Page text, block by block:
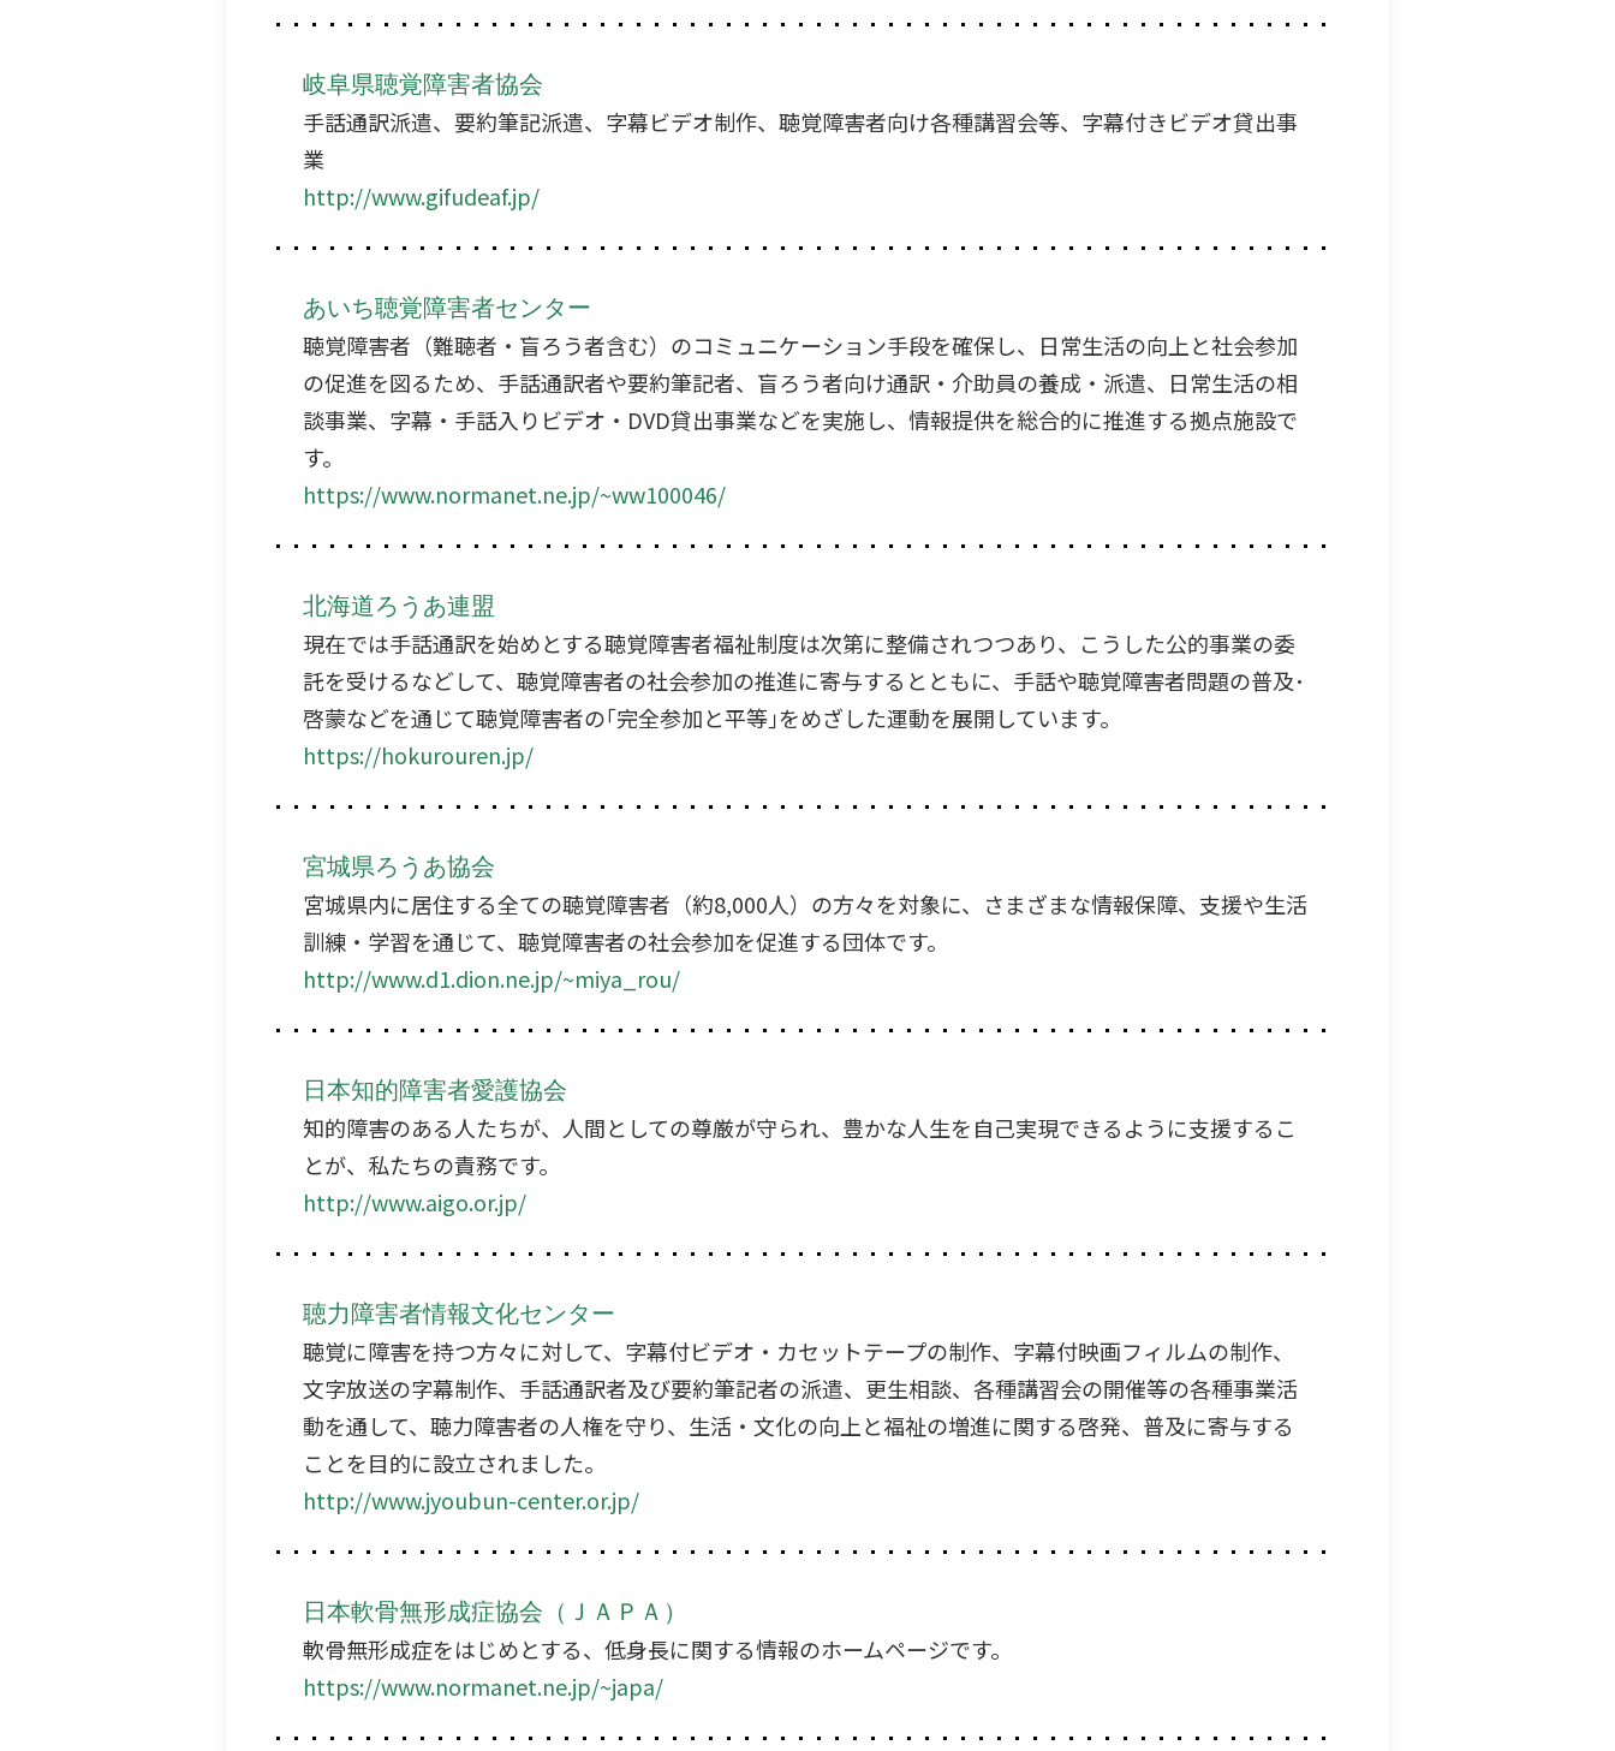
岐阜県聴覚障害者協会
手話通訳派遣、要約筆記派遣、字幕ビデオ制作、聴覚障害者向け各種講習会等、字幕付きビデオ貸出事
業
http://www.gifudeaf.jp/
あいち聴覚障害者センター
聴覚障害者（難聴者・盲ろう者含む）のコミュニケーション手段を確保し、日常生活の向上と社会参加
の促進を図るため、手話通訳者や要約筆記者、盲ろう者向け通訳・介助員の養成・派遣、日常生活の相
談事業、字幕・手話入りビデオ・DVD貸出事業などを実施し、情報提供を総合的に推進する拠点施設で
す。
https://www.normanet.ne.jp/~ww100046/
北海道ろうあ連盟
現在では手話通訳を始めとする聴覚障害者福祉制度は次第に整備されつつあり、こうした公的事業の委
託を受けるなどして、聴覚障害者の社会参加の推進に寄与するとともに、手話や聴覚障害者問題の普及･
啓蒙などを通じて聴覚障害者の｢完全参加と平等｣をめざした運動を展開しています。
https://hokurouren.jp/
宮城県ろうあ協会
宮城県内に居住する全ての聴覚障害者（約8,000人）の方々を対象に、さまざまな情報保障、支援や生活
訓練・学習を通じて、聴覚障害者の社会参加を促進する団体です。
http://www.d1.dion.ne.jp/~miya_rou/
日本知的障害者愛護協会
知的障害のある人たちが、人間としての尊厳が守られ、豊かな人生を自己実現できるように支援するこ
とが、私たちの責務です。
http://www.aigo.or.jp/
聴力障害者情報文化センター
聴覚に障害を持つ方々に対して、字幕付ビデオ・カセットテープの制作、字幕付映画フィルムの制作、
文字放送の字幕制作、手話通訳者及び要約筆記者の派遣、更生相談、各種講習会の開催等の各種事業活
動を通して、聴力障害者の人権を守り、生活・文化の向上と福祉の増進に関する啓発、普及に寄与する
ことを目的に設立されました。
http://www.jyoubun-center.or.jp/
日本軟骨無形成症協会（ＪＡＰＡ）
軟骨無形成症をはじめとする、低身長に関する情報のホームページです。
https://www.normanet.ne.jp/~japa/